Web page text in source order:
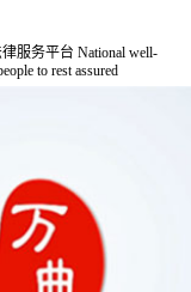
服务平台 National well-
to rest assured